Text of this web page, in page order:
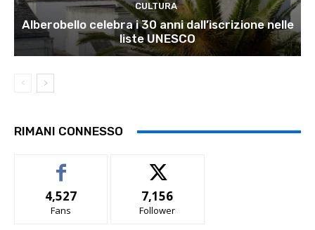
CULTURA
Alberobello celebra i 30 anni dall’iscrizione nelle
liste UNESCO
RIMANI CONNESSO
4,527
Fans
7,156
Follower